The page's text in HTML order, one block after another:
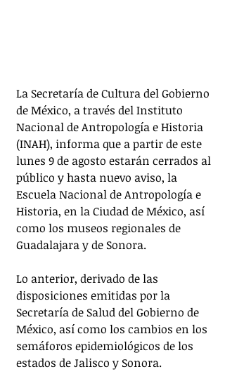
La Secretaría de Cultura del Gobierno
de México, a través del Instituto
Nacional de Antropología e Historia
(INAH), informa que a partir de este
lunes 9 de agosto estarán cerrados al
público y hasta nuevo aviso, la
Escuela Nacional de Antropología e
Historia, en la Ciudad de México, así
como los museos regionales de
Guadalajara y de Sonora.
Lo anterior, derivado de las
disposiciones emitidas por la
Secretaría de Salud del Gobierno de
México, así como los cambios en los
semáforos epidemiológicos de los
estados de Jalisco y Sonora.